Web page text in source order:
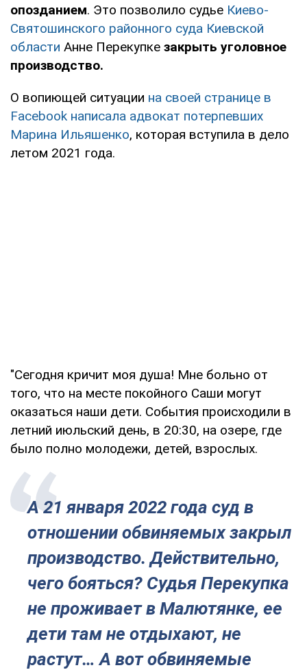
опозданием. Это позволило судье Киево-
Святошинского районного суда Киевской
области Анне Перекупке закрыть уголовное
производство.
О вопиющей ситуации на своей странице в
Facebook написала адвокат потерпевших
Марина Ильяшенко, которая вступила в дело
летом 2021 года.
"Сегодня кричит моя душа! Мне больно от
того, что на месте покойного Саши могут
оказаться наши дети. События происходили в
летний июльский день, в 20:30, на озере, где
было полно молодежи, детей, взрослых.
А 21 января 2022 года суд в
отношении обвиняемых закрыл
производство. Действительно,
чего бояться? Судья Перекупка
не проживает в Малютянке, ее
дети там не отдыхают, не
растут… А вот обвиняемые